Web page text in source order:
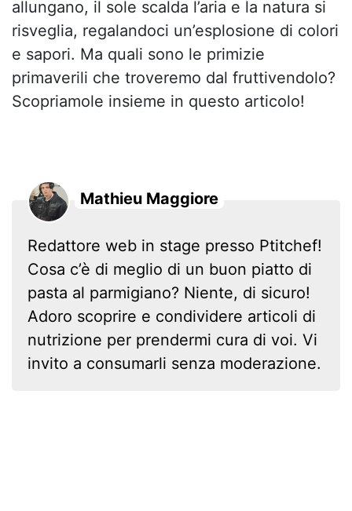
allungano, il sole scalda l’aria e la natura si
risveglia, regalandoci un’esplosione di colori
e sapori. Ma quali sono le primizie
primaverili che troveremo dal fruttivendolo?
Scopriamole insieme in questo articolo!
Mathieu Maggiore
Redattore web in stage presso Ptitchef!
Cosa c’è di meglio di un buon piatto di
pasta al parmigiano? Niente, di sicuro!
Adoro scoprire e condividere articoli di
nutrizione per prendermi cura di voi. Vi
invito a consumarli senza moderazione.